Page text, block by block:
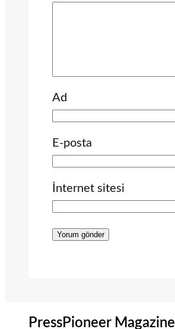
Ad
E-posta
İnternet sitesi
PressPioneer Magazine